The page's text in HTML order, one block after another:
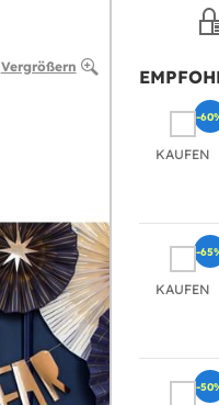
Vergrößern
KAUFEN
-
KAUFEN
-
-